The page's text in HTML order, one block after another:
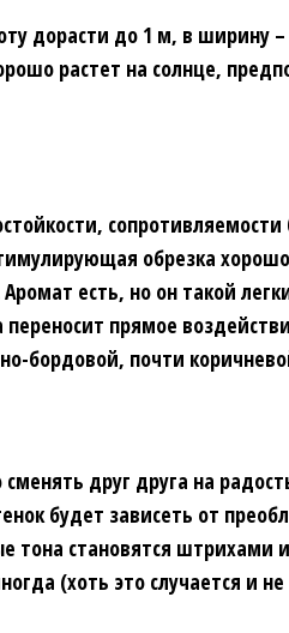
дорасти до 1 м, в
растет на солнце,
обрезка
есть, но он такой
прямое
бордовой, почти
друг друга на
будет зависеть от
тона становятся
(хоть это случается и